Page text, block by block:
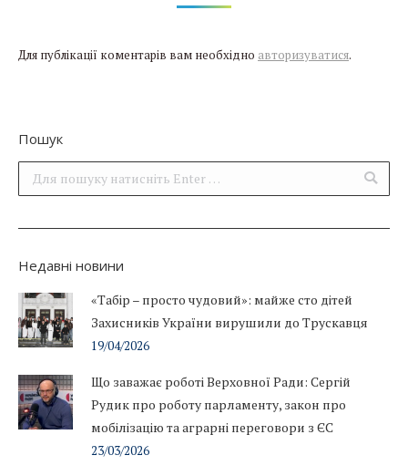
Для публікації коментарів вам необхідно авторизуватися.
Пошук
Поиск:
Недавні новини
«Табір – просто чудовий»: майже сто дітей
Захисників України вирушили до Трускавця
19/04/2026
Що заважає роботі Верховної Ради: Сергій
Рудик про роботу парламенту, закон про
мобілізацію та аграрні переговори з ЄС
23/03/2026